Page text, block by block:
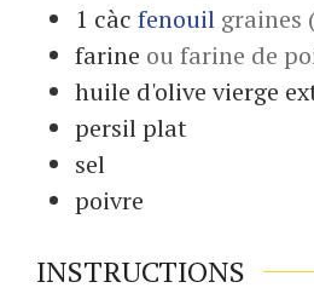
1 càc fenouil
farine ou farine de
huile d'olive vierge
persil plat
sel
poivre
INSTRUCTIONS